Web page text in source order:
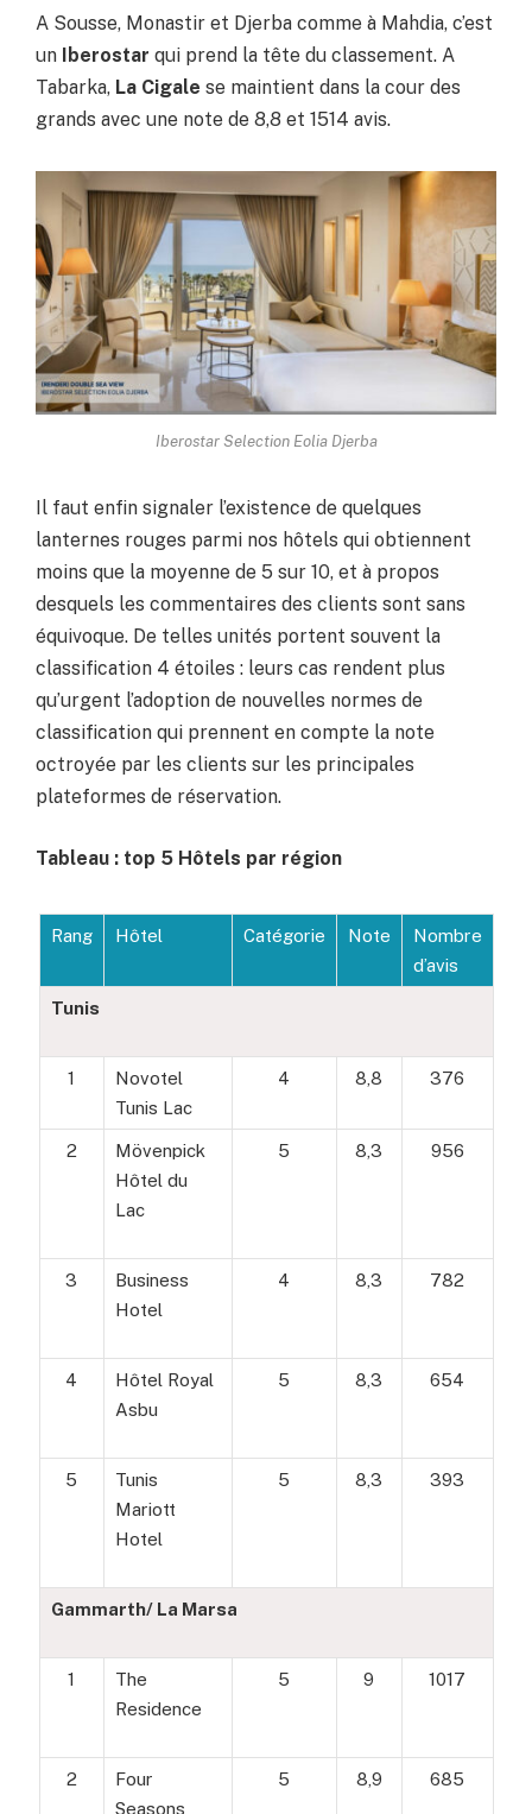
A Sousse, Monastir et Djerba comme à Mahdia, c’est
un Iberostar qui prend la tête du classement. A
Tabarka, La Cigale se maintient dans la cour des
grands avec une note de 8,8 et 1514 avis.
Iberostar Selection Eolia Djerba
Il faut enfin signaler l’existence de quelques
lanternes rouges parmi nos hôtels qui obtiennent
moins que la moyenne de 5 sur 10, et à propos
desquels les commentaires des clients sont sans
équivoque. De telles unités portent souvent la
classification 4 étoiles : leurs cas rendent plus
qu’urgent l’adoption de nouvelles normes de
classification qui prennent en compte la note
octroyée par les clients sur les principales
plateformes de réservation.
Tableau : top 5 Hôtels par région
Rang Hôtel Catégorie Note
Nombre
d’avis
Tunis
1
Novotel
Tunis Lac
4 8,8 376
2
Mövenpick
Hôtel du
Lac
5 8,3 956
3
Business
Hotel
4 8,3 782
4
Hôtel Royal
Asbu
5 8,3 654
5
Tunis
Mariott
Hotel
5 8,3 393
Gammarth/ La Marsa
1
The
Residence
5 9 1017
2
Four
Seasons
5 8,9 685